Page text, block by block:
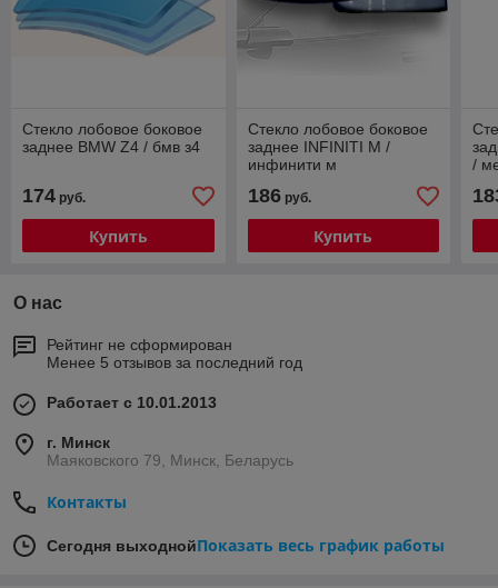
Стекло лобовое боковое
заднее BMW Z4 / бмв з4
174 руб.
Купить
Стекло лобовое боковое
заднее INFINITI M /
инфинити м
186руб.
Купить
/
О нас
Рейтинг не сформирован
Менее 5 отзывов за последний год
Работает с 10.01.2013
г. Минск
Маяковского 79, Минск, Беларусь
Контакты
Сегодня выходнойПоказать весь график работы